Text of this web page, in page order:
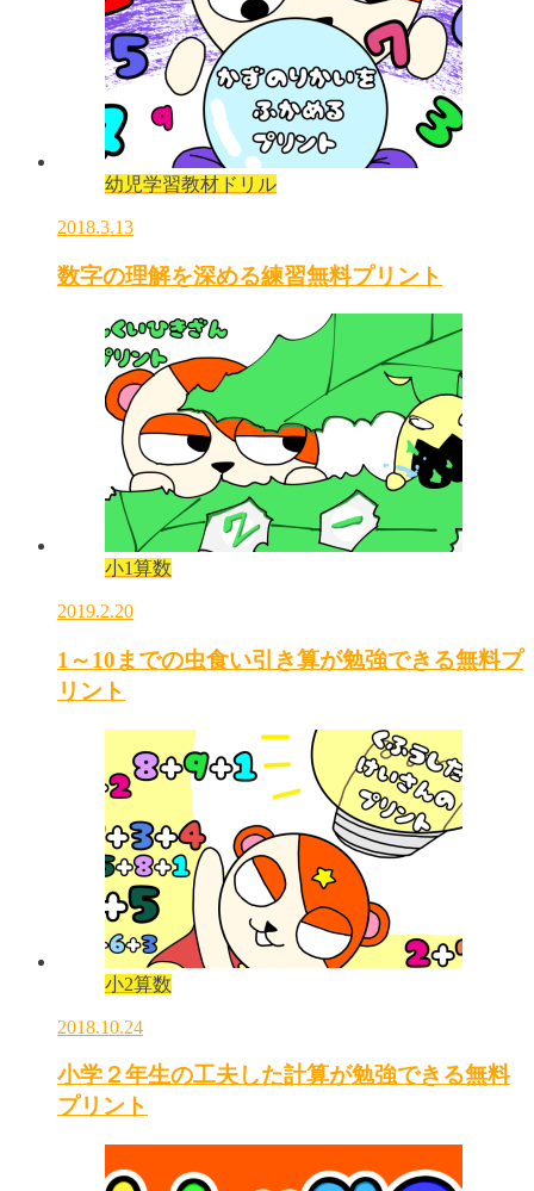
幼児学習教材ドリル
2018.3.13
数字の理解を深める練習無料プリント
小1算数
2019.2.20
1～10までの虫食い引き算が勉強できる無料プ
リント
小2算数
2018.10.24
小学２年生の工夫した計算が勉強できる無料
プリント